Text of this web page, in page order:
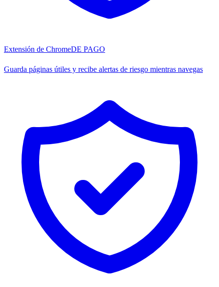
Extensión de ChromeDE PAGO
Guarda páginas útiles y recibe alertas de riesgo mientras navegas